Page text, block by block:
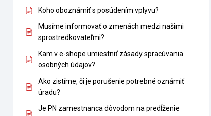
Koho oboznámiť s posúdením vplyvu?
Musíme informovať o zmenách medzi našimi
sprostredkovateľmi?
Kam v e-shope umiestniť zásady spracúvania
osobných údajov?
Ako zistíme, či je porušenie potrebné oznámiť
úradu?
Je PN zamestnanca dôvodom na predĺženie